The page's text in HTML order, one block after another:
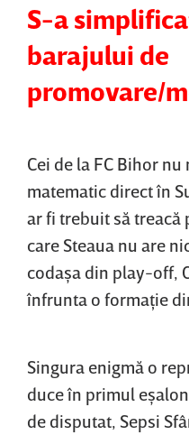
S-a
barajului de
promovare/
Cei de la FC Bihor
matematic direct în
ar fi trebuit să treacă
care Steaua nu are
codaşa din play-off,
înfrunta o formaţie
Singura enigmă o
duce în primul
de disputat, Sepsi